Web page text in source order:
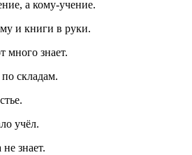
а кому-учение.
и книги в руки.
много знает.
складам.
учёл.
знает.